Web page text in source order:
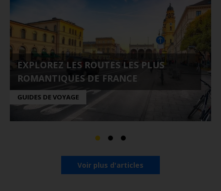
EXPLOREZ LES ROUTES LES PLUS
ROMANTIQUES DE FRANCE
GUIDES DE VOYAGE
Voir plus d'articles